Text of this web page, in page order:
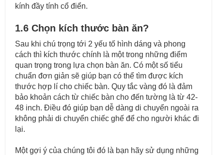
kính đầy tính cổ điển.
1.6 Chọn kích thước bàn ăn?
Sau khi chú trọng tới 2 yếu tố hình dáng và phong
cách thì kích thước chính là một trong những điểm
quan trọng trong lựa chọn bàn ăn. Có một số tiểu
chuẩn đơn giản sẽ giúp bạn có thể tìm được kích
thước hợp lí cho chiếc bàn. Quy tắc vàng đó là đảm
bảo khoản cách từ chiếc bàn cho đến tường là từ 42-
48 inch. Điều đó giúp bạn dễ dàng di chuyển ngoài ra
không phải di chuyển chiếc ghế để cho người khác đi
lại.
Một gợi ý của chúng tôi đó là bạn hãy sử dụng những